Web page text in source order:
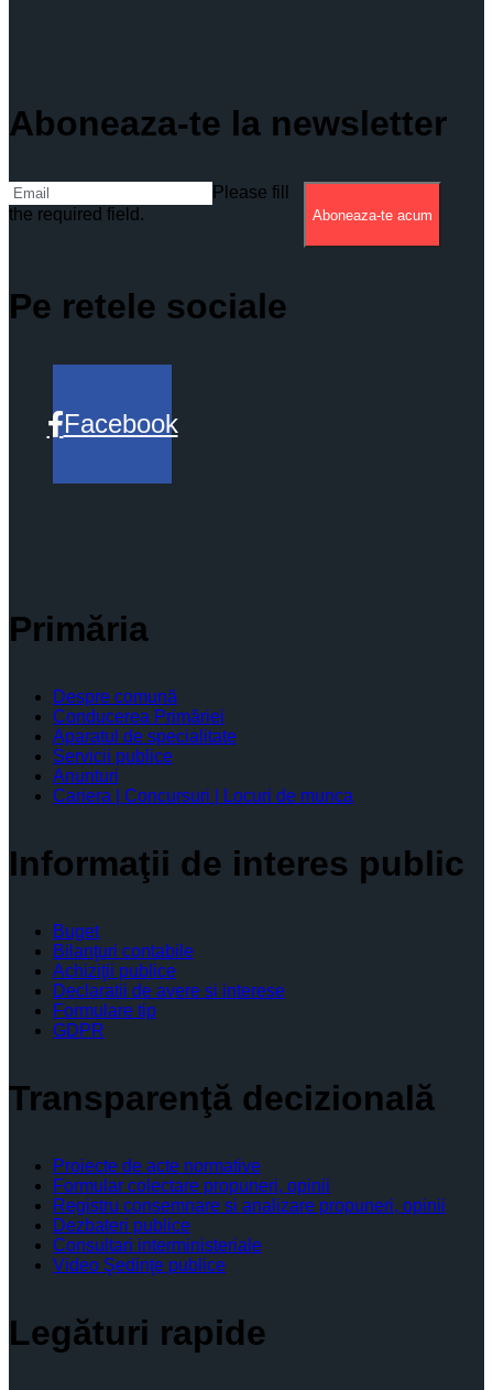
Aboneaza-te la newsletter
Please fill
the required field.
Aboneaza-te acum
Pe retele sociale
Facebook
Primăria
Despre comună
Conducerea Primăriei
Aparatul de specialitate
Servicii publice
Anunturi
Cariera | Concursuri | Locuri de munca
Informaţii de interes public
Buget
Bilanţuri contabile
Achiziţii publice
Declaratii de avere si interese
Formulare tip
GDPR
Transparenţă decizională
Proiecte de acte normative
Formular colectare propuneri, opinii
Registru consemnare si analizare propuneri, opinii
Dezbateri publice
Consultari interministeriale
Video Şedinţe publice
Legături rapide